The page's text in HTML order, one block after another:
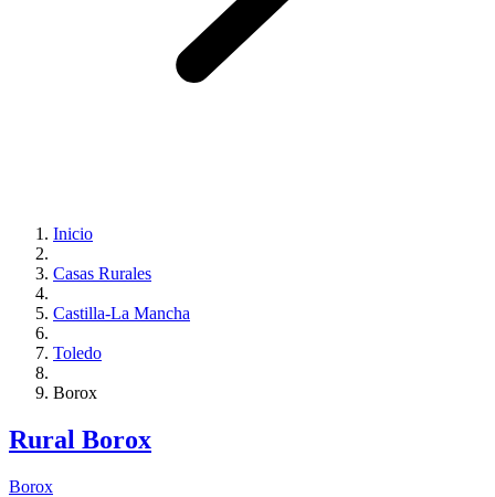
Inicio
Casas Rurales
Castilla-La Mancha
Toledo
Borox
Rural Borox
Borox